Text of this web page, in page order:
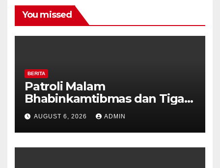
You missed
BERITA
Patroli Malam
Bhabinkamtibmas dan Tiga
Pilar Kelurahan Ungaran
Perkuat Kamtibmas, Warga
Diajak Aktifkan Ronda
AUGUST 6, 2026 ADMIN